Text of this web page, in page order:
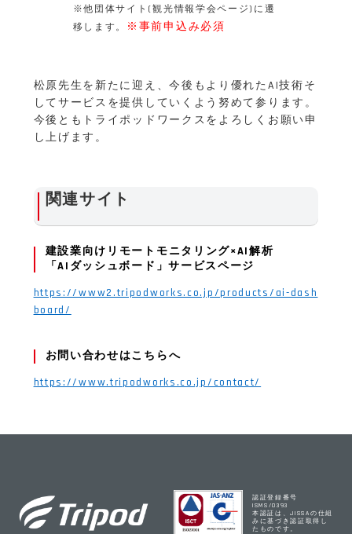
※他団体サイト(観光情報学会ページ)に遷
移します。
※事前申込み必須
松原先生を新たに迎え、今後もより優れたAI技術そ
してサービスを提供していくよう努めて参ります。
今後ともトライポッドワークスをよろしくお願い申
し上げます。
関連サイト
建設業向けリモートモニタリング×AI解析
「AIダッシュボード」サービスページ
https://www2.tripodworks.co.jp/products/ai-dash
board/
お問い合わせはこちらへ
https://www.tripodworks.co.jp/contact/
認証登録番号
ISMS/0393
本認証は、JISSAの仕組
みに基づき認証取得し
たものです。